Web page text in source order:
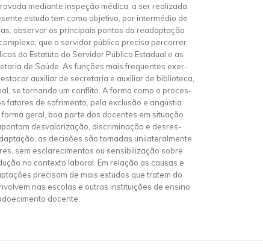
mediante inspeção médica, a ser realizada
estudo tem como objetivo, por intermédio de
observar os principais pontos da readaptação
que o servidor público precisa percorrer
do Estatuto do Servidor Público Estadual e as
de Saúde. As funções mais frequentes exer-
auxiliar de secretaria e auxiliar de biblioteca,
se tornando um conflito. A forma como o proces-
fatores de sofrimento, pela exclusão e angústia
geral, boa parte dos docentes em situação
desvalorização, discriminação e desres-
as decisões são tomadas unilateralmente
sem esclarecimentos ou sensibilização sobre
no contexto laboral. Em relação as causas e
precisam de mais estudos que tratem do
nas escolas e outras instituições de ensino
docente.